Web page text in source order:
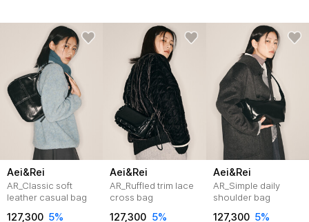
Aei&Rei
AR_Classic soft
leather casual bag
127,300 5%
Aei&Rei
AR_Ruffled trim lace
cross bag
127,300 5%
Aei&Rei
AR_Simple daily
shoulder bag
127,300 5%